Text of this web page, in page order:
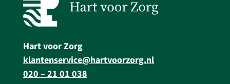
Hart voor Zorg
klantenservice@hartvoorzorg.nl
020 – 21 01 038